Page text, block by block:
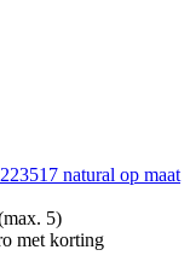
natural op maat
5)
met korting